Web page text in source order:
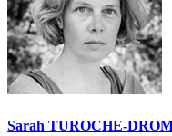
Sarah TUROCHE-